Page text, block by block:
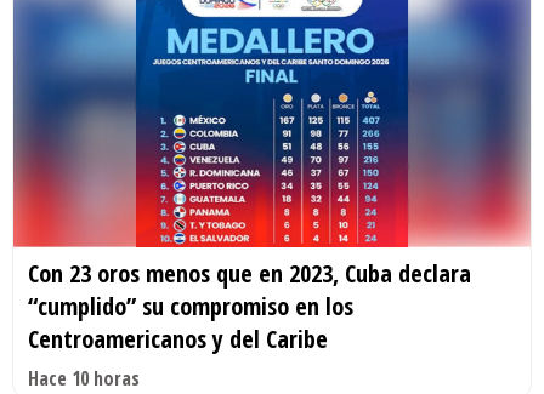
Con 23 oros menos que en 2023, Cuba declara
“cumplido” su compromiso en los
Centroamericanos y del Caribe
Hace 10 horas